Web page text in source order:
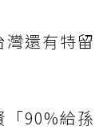
還有特留
90%給孫